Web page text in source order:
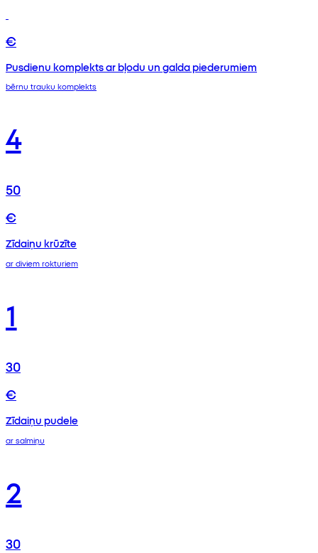
€
Pusdienu komplekts ar bļodu un galda piederumiem
bērnu trauku komplekts
4
50
€
Zīdaiņu krūzīte
ar diviem rokturiem
1
30
€
Zīdaiņu pudele
ar salmiņu
2
30